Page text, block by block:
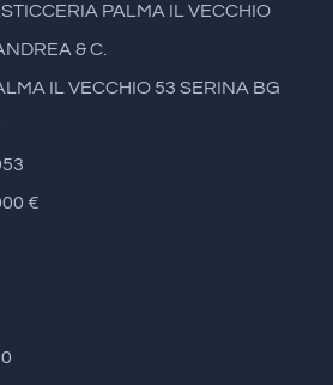
PALMA IL VECCHIO
& C.
IL VECCHIO 53 SERINA BG
€